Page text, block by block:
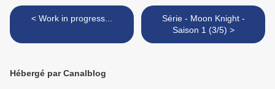
< Work in progress...
Série - Moon Knight -
Saison 1 (3/5) >
Hébergé par Canalblog